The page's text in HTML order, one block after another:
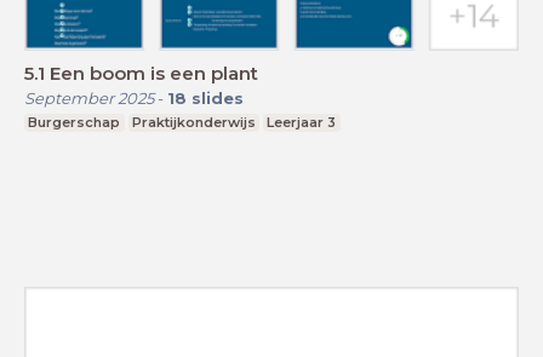
5.1 Een boom is een plant
September 2025- 18 slides
Burgerschap Praktijkonderwijs Leerjaar 3